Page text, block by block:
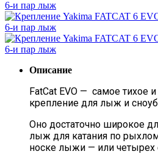
Описание
FatCat EVO — самое тихое
крепление для лыж и
Оно достаточно широкое
лыж для катания по
носке лыжи — или четырех